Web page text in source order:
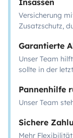
Insassen
Versicherung
Zusatzschutz,
Garantierte
Unser Team
sollte in der
Pannenhilfe
Unser Team
Sichere
Mehr